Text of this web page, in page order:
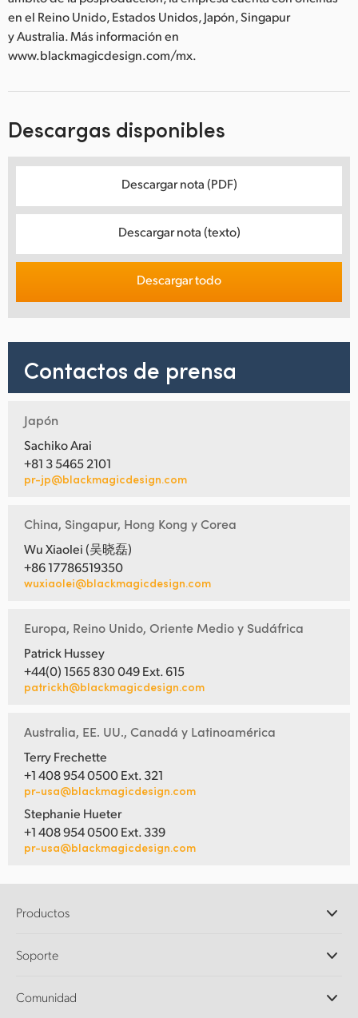
en el Reino Unido, Estados Unidos, Japón, Singapur
y Australia. Más información en
www.blackmagicdesign.com/mx.
Descargas disponibles
Descargar nota (PDF)
Descargar nota (texto)
Descargar todo
Contactos de prensa
Japón
Sachiko Arai
+81 3 5465 2101
pr-jp@blackmagicdesign.com
China, Singapur, Hong Kong y Corea
Wu Xiaolei (吴晓磊)
+86 17786519350
wuxiaolei@blackmagicdesign.com
Europa, Reino Unido, Oriente Medio y Sudáfrica
Patrick Hussey
+44(0) 1565 830 049 Ext. 615
patrickh@blackmagicdesign.com
Australia, EE. UU., Canadá y Latinoamérica
Terry Frechette
+1 408 954 0500 Ext. 321
pr-usa@blackmagicdesign.com
Stephanie Hueter
+1 408 954 0500 Ext. 339
pr-usa@blackmagicdesign.com
Productos
DaVinci Resolve y Fusion
Ultimatte
Soporte
Centro de soporte técnico
Comunidad